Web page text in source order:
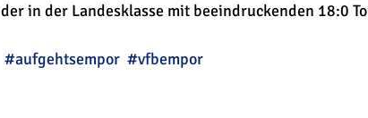
der in der Landesklasse mit beeindruckenden 18:0
#aufgehtsempor #vfbempor